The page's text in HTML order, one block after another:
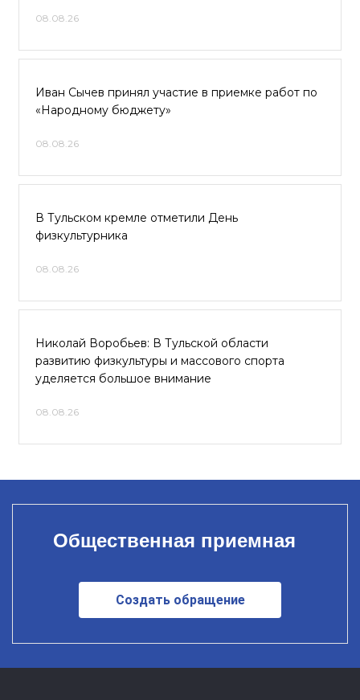
08.08.26
Иван Сычев принял участие в приемке работ по
«Народному бюджету»
08.08.26
В Тульском кремле отметили День
физкультурника
08.08.26
Николай Воробьев: В Тульской области
развитию физкультуры и массового спорта
уделяется большое внимание
08.08.26
Общественная приемная
Создать обращение